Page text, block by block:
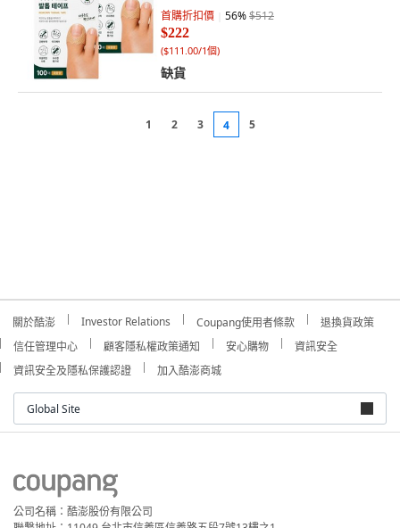
首購折扣價 56%$512
$222
($111.00/1個)
缺貨
1 2 3 4 5
關於酷澎 Investor Relations Coupang使用者條款
退換貨政策
信任管理中心
顧客隱私權政策通知 安心購物
資訊安全
資訊安全及隱私保護認證
加入酷澎商城
Global Site
公司名稱：酷澎股份有限公司